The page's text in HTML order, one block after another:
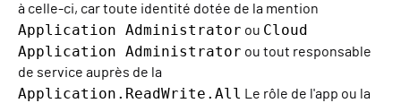
à celle-ci, car toute identité dotée de la mention
Application Administrator ou Cloud
Application Administrator ou tout responsable
de service auprès de la
Application.ReadWrite.All
Le rôle de l'app ou la